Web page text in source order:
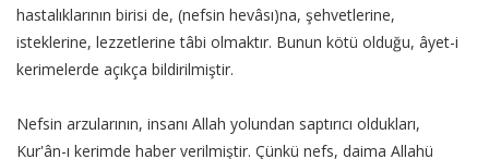
hastalıklarının birisi de, (nefsin hevâsı)na, şehvetlerine,
isteklerine, lezzetlerine tâbi olmaktır. Bunun kötü olduğu, âyet-i
kerimelerde açıkça bildirilmiştir.
Nefsin arzularının, insanı Allah yolundan saptırıcı oldukları,
Kur'ân-ı kerimde haber verilmiştir. Çünkü nefs, daima Allahü